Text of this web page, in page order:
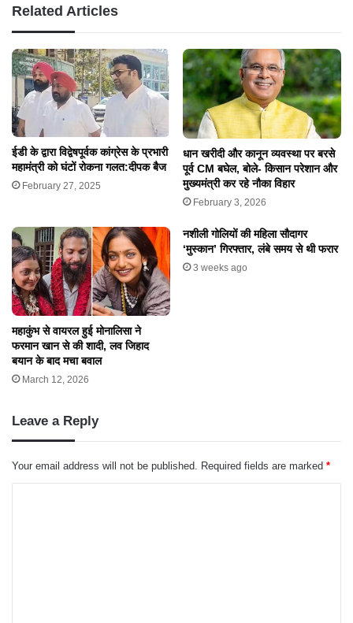
Related Articles
ईडी के द्वारा विद्वेषपूर्वक कांग्रेस के प्रभारी
महामंत्री को घंटों रोकना गलत:दीपक बैज
February 27, 2025
धान खरीदी और कानून व्यवस्था पर बरसे
पूर्व CM बघेल, बोले- किसान परेशान और
मुख्यमंत्री कर रहे नौका विहार
February 3, 2026
महाकुंभ से वायरल हुई मोनालिसा ने
फरमान खान से की शादी, लव जिहाद
बयान के बाद मचा बवाल
March 12, 2026
नशीली गोलियों की महिला सौदागर
‘मुस्कान’ गिरफ्तार, लंबे समय से थी फरार
3 weeks ago
Leave a Reply
Your email address will not be published. Required fields are marked *